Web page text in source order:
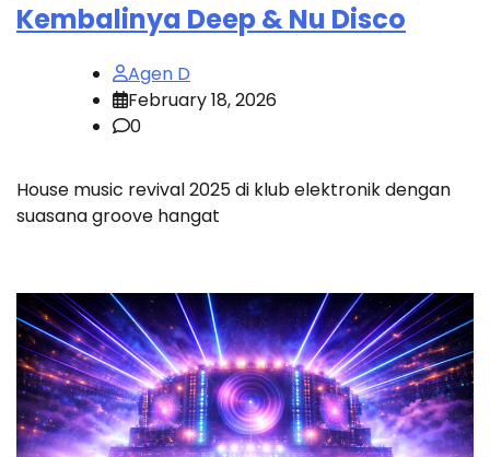
Kembalinya Deep & Nu Disco
Agen D
February 18, 2026
0
House music revival 2025 di klub elektronik dengan
suasana groove hangat